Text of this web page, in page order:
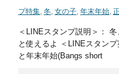
プ特集, 冬, 女の子, 年末年始,
＜LINEスタンプ説明＞：
と使えるよ ＜LINEスタン
と年末年始(Bangs short